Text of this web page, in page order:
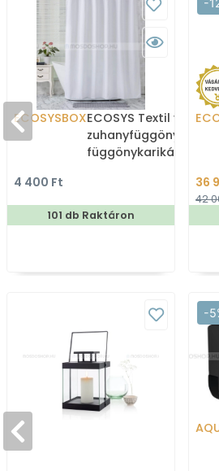
ECOSYSBOXECOSYS Textil varrott
zuhanyfüggöny 12db
függönykarikával
Zuhanyfüggöny textil
4 400 Ft
101 db Raktáron
-
36
42
-